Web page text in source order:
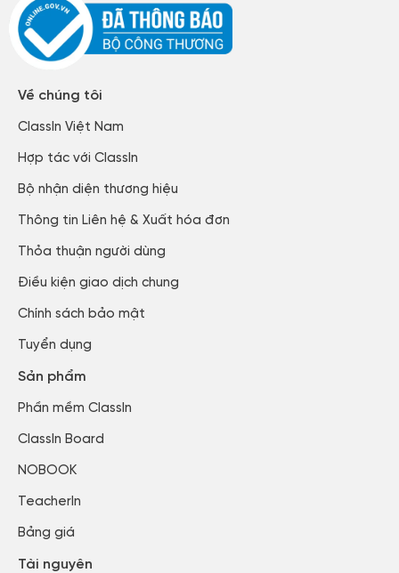
Về chúng tôi
ClassIn Việt Nam​
Hợp tác với ClassIn
Bộ nhận diện thương hiệu
Thông tin Liên hệ & Xuất hóa đơn​
Thỏa thuận người dùng​
Điều kiện giao dịch chung
Chính sách bảo mật​
Tuyển dụng​
Sản phẩm
Phần mềm ClassIn
ClassIn Board
NOBOOK
TeacherIn
Bảng giá
Tài nguyên